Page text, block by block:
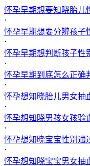
怀孕早期想要知晓胎儿
·
怀孕早期想要分辨孩子
·
怀孕早期想判断孩子性
·
怀孕早期到底怎么正确
·
怀孕想知晓胎儿男女抽
·
怀孕想知晓男孩女孩验
·
怀孕想知晓宝宝性别通
·
怀孕想知晓宝宝男女抽